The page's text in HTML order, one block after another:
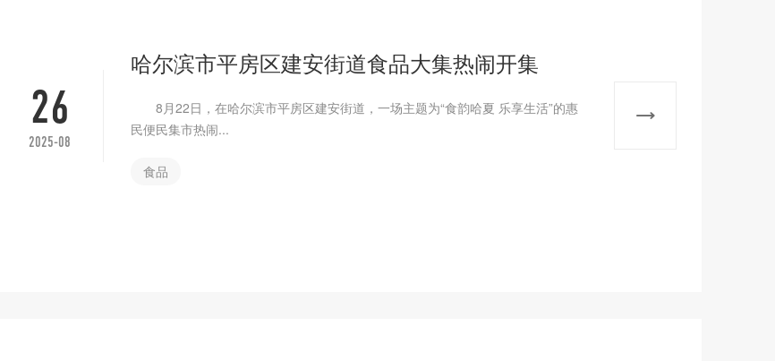
26
2025-08
哈尔滨市平房区建安街道食品大集热闹开集
8月22日，在哈尔滨市平房区建安街道，一场主题为“食韵哈夏 乐享生活”的惠
民便民集市热闹...
食品